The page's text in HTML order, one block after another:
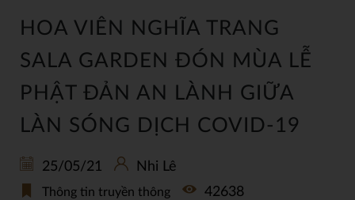
HOA VIÊN NGHĨA TRANG
SALA GARDEN ĐÓN MÙA LỄ
PHẬT ĐẢN AN LÀNH GIỮA
LÀN SÓNG DỊCH COVID-19
25/05/21 Nhi Lê
Thông tin truyền thông 42638